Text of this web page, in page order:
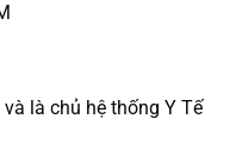
là chủ hệ thống Y Tế